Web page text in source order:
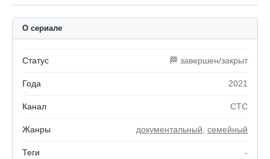
О сериале
Статус 🏁 завершен/закрыт
Года 2021
Канал СТС
Жанры документальный семейный
Теги -